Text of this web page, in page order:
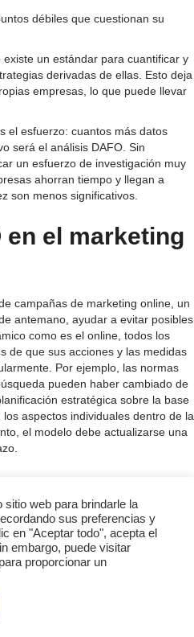
débiles que cuestionan su
un estándar para cuantificar y
derivadas de ellas. Esto deja
empresas, lo que puede llevar
el esfuerzo: cuantos más datos
será el análisis DAFO. Sin
un esfuerzo de investigación muy
ahorran tiempo y llegan a
son menos significativos.
en el marketing
campañas de marketing online, un
antemano, ayudar a evitar posibles
como es el online, todos los
de que sus acciones y las medidas
Por ejemplo, las normas
pueden haber cambiado de
estratégica sobre la base
aspectos individuales dentro de la
el modelo debe actualizarse una
Términos y condiciones
All Rights Reserved.
web para brindarle la
sus preferencias y
en "Aceptar todo", acepta el
embargo, puede visitar
proporcionar un